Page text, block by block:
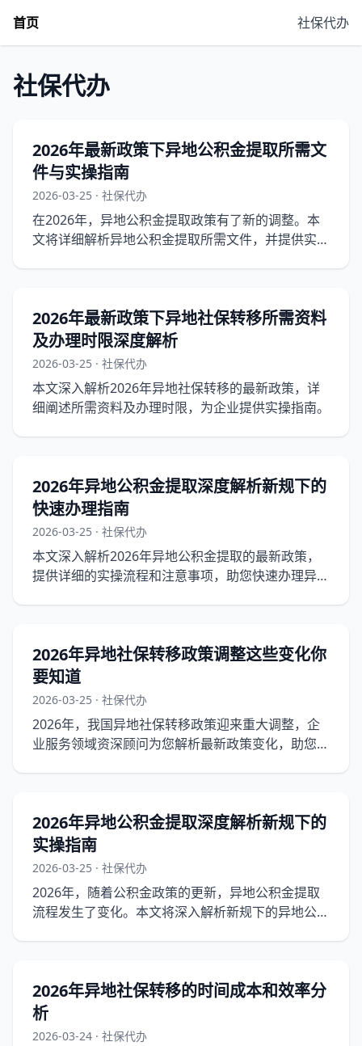
首页 社保代办
社保代办
2026年最新政策下异地公积金提取所需文
件与实操指南
2026-03-25 · 社保代办
在2026年，异地公积金提取政策有了新的调整。本
文将详细解析异地公积金提取所需文件，并提供实操
2026年最新政策下异地社保转移所需资料
及办理时限深度解析
2026-03-25 · 社保代办
本文深入解析2026年异地社保转移的最新政策，详
细阐述所需资料及办理时限，为企业提供实操指南。
2026年异地公积金提取深度解析新规下的
快速办理指南
2026-03-25 · 社保代办
本文深入解析2026年异地公积金提取的最新政策，
提供详细的实操流程和注意事项，助您快速办理异地
2026年异地社保转移政策调整这些变化你
要知道
2026-03-25 · 社保代办
2026年，我国异地社保转移政策迎来重大调整，企
业服务领域资深顾问为您解析最新政策变化，助您顺
2026年异地公积金提取深度解析新规下的
实操指南
2026-03-25 · 社保代办
2026年，随着公积金政策的更新，异地公积金提取
流程发生了变化。本文将深入解析新规下的异地公积
2026年异地社保转移的时间成本和效率分
析
2026-03-24 · 社保代办